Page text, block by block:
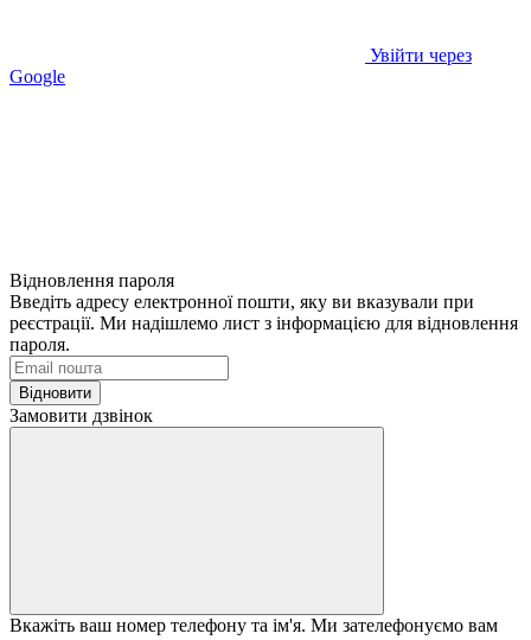
Увійти через
Google
Відновлення пароля
Введіть адресу електронної пошти, яку ви вказували при
реєстрації. Ми надішлемо лист з інформацією для відновлення
пароля.
Відновити
Замовити дзвінок
Вкажіть ваш номер телефону та ім'я. Ми зателефонуємо вам